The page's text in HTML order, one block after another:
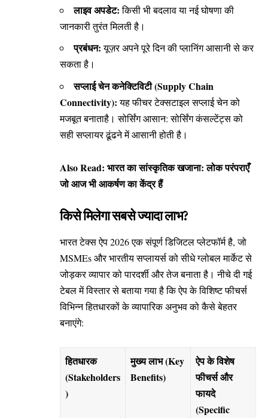
लाइव अपडेट:किसी भी बदलाव या नई घोषणा की
जानकारी तुरंत मिलती है।
प्रबंधन:यूज़र अपने पूरे दिन की प्लानिंग आसानी से कर
सकता है।
सप्लाई चेन कनेक्टिविटी (Supply Chain
Connectivity):यह फीचर टेक्सटाइल सप्लाई चेन को
मजबूत बनाताहै। सोर्सिंग आसान: सोर्सिंग कंसल्टेंट्स को
सही सप्लायर ढूंढने में आसानी होती है।
Also Read: भारत का सांस्कृतिक खजाना: लोक परंपराएँ
जो आज भी आकर्षण का केंद्र हैं
किसे मिलेगा सबसे ज्यादा लाभ?
भारत टेक्स ऐप 2026 एक संपूर्ण डिजिटल प्लेटफॉर्म है, जो
MSMEs और भारतीय सप्लायर्स को सीधे ग्लोबल मार्केट से
जोड़कर व्यापार को पारदर्शी और तेज बनाता है। नीचे दी गई
टेबल में विस्तार से बताया गया है कि ऐप के विशिष्ट फीचर्स
विभिन्न हितधारकों के व्यापारिक अनुभव को कैसे बेहतर
बनाएंगे:
हितधारक
(Stakeholders
)
मुख्य लाभ (Key
Benefits)
ऐप के विशेष
फीचर्स और
फायदे
(Specific